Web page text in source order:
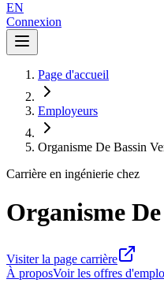
EN
Connexion
Page d'accueil
Employeurs
Organisme De Bassin
Carrière en ingénierie chez
Organisme
Visiter la page carrière
À proposVoir les offres